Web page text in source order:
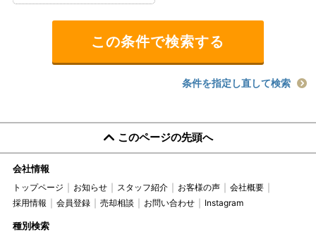
条件を指定し直して検索
このページの先頭へ
会社情報
トップページ お知らせ スタッフ紹介 お客様の声
会社概要
採用情報
会員登録 売却相談 お問い合わせ Instagram
種別検索